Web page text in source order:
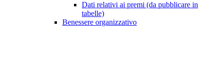
Dati relativi ai premi (da pubblicare in
tabelle)
Benessere organizzativo